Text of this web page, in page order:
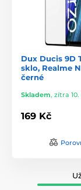
Dux Ducis 9D
sklo, Realme
černé
Skladem, zítra 10.
169 Kč